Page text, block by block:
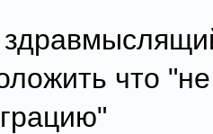
что